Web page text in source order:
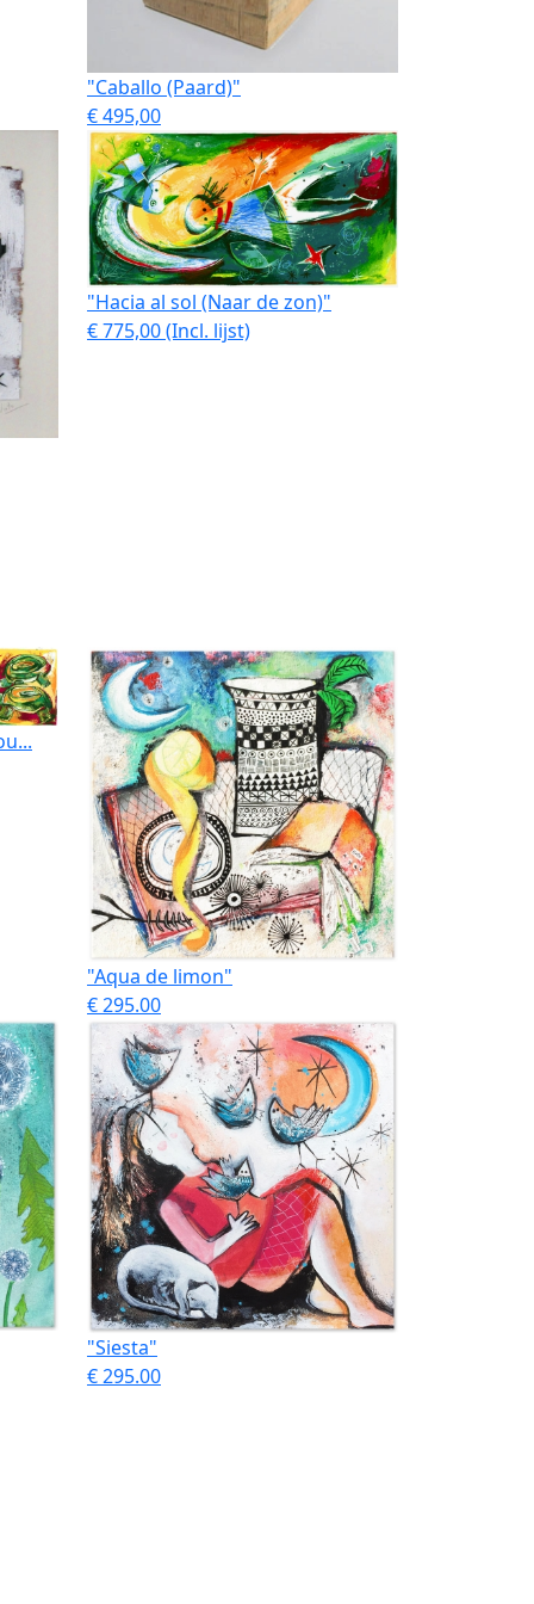
"Caballo (Paard)"
€ 495,00
"Hacia al sol (Naar de zon)"
€ 775,00 (Incl. lijst)
"Aqua de limon"
€ 295.00
"Siesta"
€ 295.00